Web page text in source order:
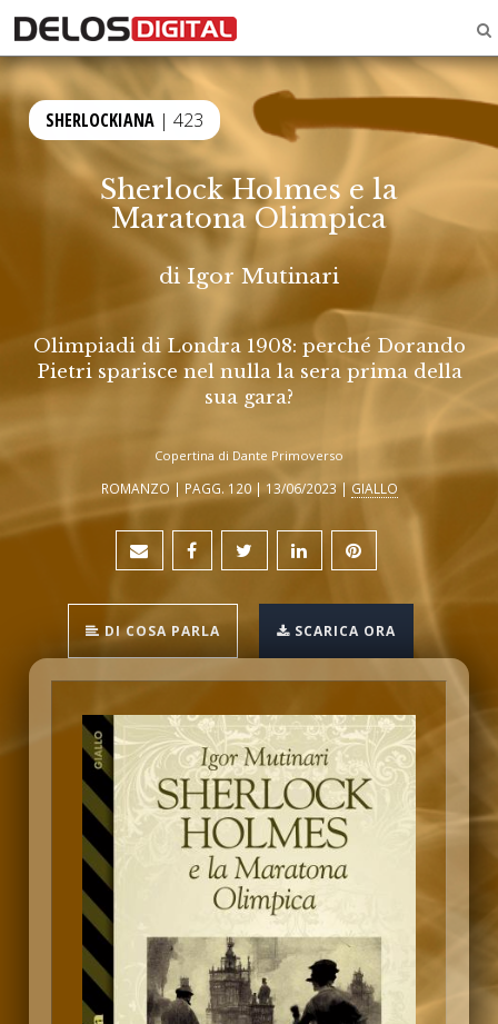
SHERLOCKIANA | 423
Sherlock Holmes e la
Maratona Olimpica
di Igor Mutinari
Olimpiadi di Londra 1908: perché Dorando
Pietri sparisce nel nulla la sera prima della
sua gara?
Copertina di Dante Primoverso
ROMANZO | PAGG. 120 | 13/06/2023 | GIALLO
DI COSA PARLA SCARICA ORA